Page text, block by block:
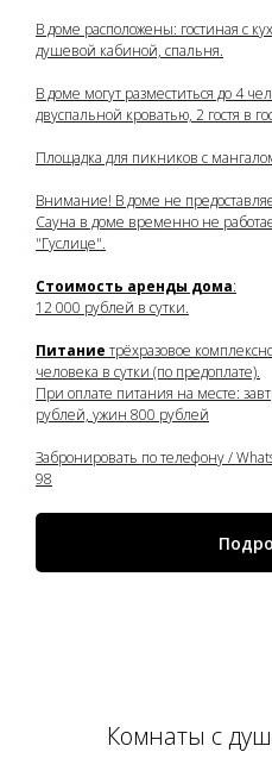
В доме расположены: гостиная с
душевой кабиной, спальня.
В доме могут разместиться до 4
двуспальной кроватью, 2 гостя в
Площадка для пикников с
Внимание! В доме не
Сауна в доме временно не
"Гуслице".
Стоимость аренды дома:
12 000 рублей в сутки.
Питание трёхразовое
человека в сутки (по предоплате).
При оплате питания на месте:
рублей, ужин 800 рублей
Забронировать по телефону /
98
Комнаты с